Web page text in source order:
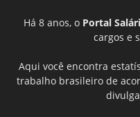
Há 8 anos, o Portal
cargos e
Aqui você encontra
trabalho brasileiro de